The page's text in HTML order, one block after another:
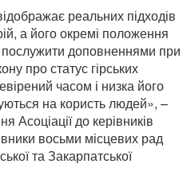
реальних підходів
а його окремі положення
доповненнями при
про статус гірських
часом і низка його
на користь людей», –
Асоціації до керівників
восьми місцевих рад
та Закарпатської